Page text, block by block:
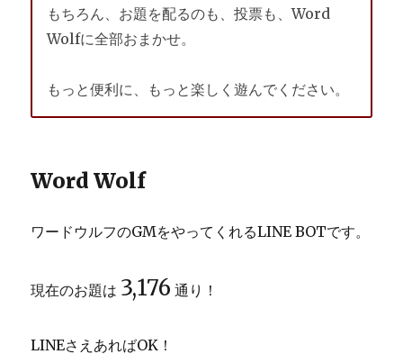
もちろん、お題を配るのも、投票も、Word
Wolfに全部おまかせ。
もっと便利に、もっと楽しく遊んでください。
Word Wolf
ワードウルフのGMをやってくれるLINE BOTです。
現在のお題は 3,176 通り！
LINEさえあればOK！